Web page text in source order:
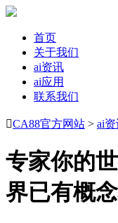
首页
关于我们
ai资讯
ai应用
联系我们
CA88官方网站 > ai
专家你的
界已有概